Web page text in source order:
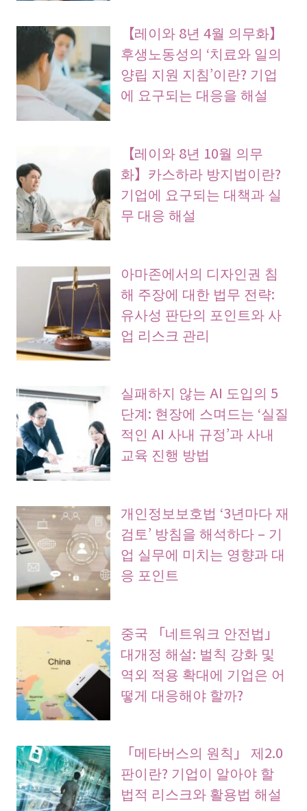
【레이와 8년 4월 의무화】
후생노동성의 ‘치료와 일의
양립 지원 지침’이란? 기업
에 요구되는 대응을 해설
【레이와 8년 10월 의무
화】카스하라 방지법이란?
기업에 요구되는 대책과 실
무 대응 해설
아마존에서의 디자인권 침
해 주장에 대한 법무 전략:
유사성 판단의 포인트와 사
업 리스크 관리
실패하지 않는 AI 도입의 5
단계: 현장에 스며드는 ‘실질
적인 AI 사내 규정’과 사내
교육 진행 방법
개인정보보호법 ‘3년마다 재
검토’ 방침을 해석하다 – 기
업 실무에 미치는 영향과 대
응 포인트
중국 「네트워크 안전법」
대개정 해설: 벌칙 강화 및
역외 적용 확대에 기업은 어
떻게 대응해야 할까?
「메타버스의 원칙」 제2.0
판이란? 기업이 알아야 할
법적 리스크와 활용법 해설